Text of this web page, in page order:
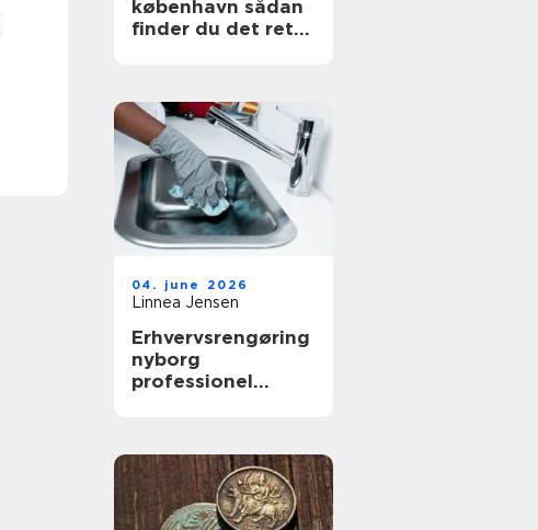
københavn sådan
finder du det rette
04. june 2026
Linnea Jensen
Erhvervsrengøring
nyborg
professionel